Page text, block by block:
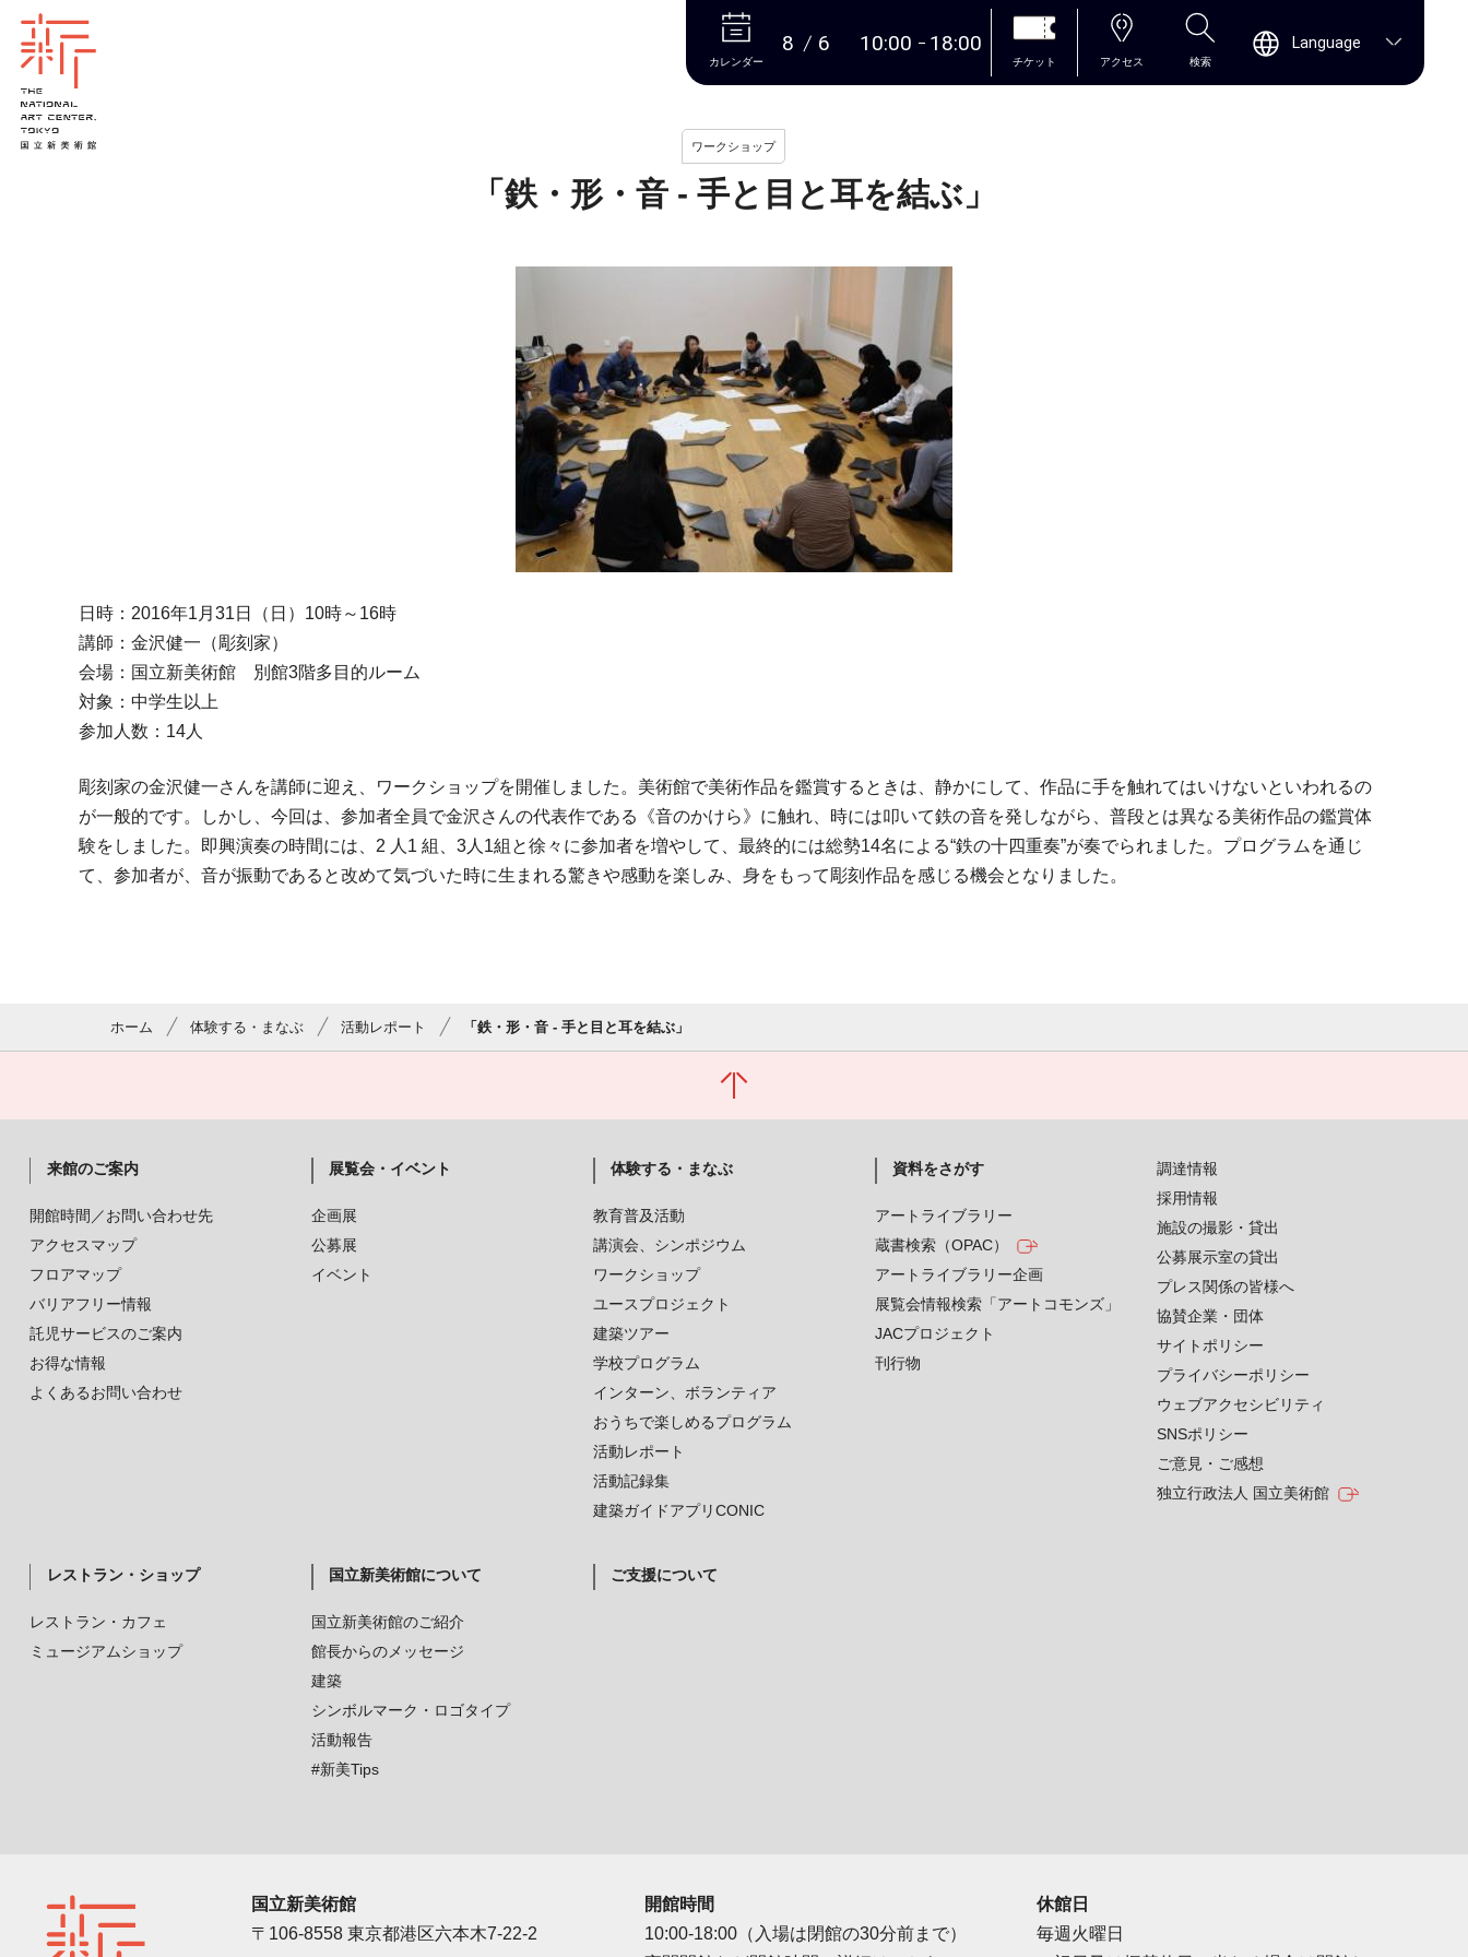
本文へ
カレンダー
8 6 10:00 18:00
チケット アクセス 検索
Language
ワークショップ
「鉄・形・音 - 手と目と耳を結ぶ」
日時：2016年1月31日（日）10時～16時
講師：金沢健一（彫刻家）
会場：国立新美術館 別館3階多目的ルーム
対象：中学生以上
参加人数：14人
彫刻家の金沢健一さんを講師に迎え、ワークショップを開催しました。美術館で美術作品を鑑賞するときは、静かにして、作品に手を触れてはいけないといわれるの
が一般的です。しかし、今回は、参加者全員で金沢さんの代表作である《音のかけら》に触れ、時には叩いて鉄の音を発しながら、普段とは異なる美術作品の鑑賞体
験をしました。即興演奏の時間には、2 人1 組、3人1組と徐々に参加者を増やして、最終的には総勢14名による“鉄の十四重奏”が奏でられました。プログラムを通じ
て、参加者が、音が振動であると改めて気づいた時に生まれる驚きや感動を楽しみ、身をもって彫刻作品を感じる機会となりました。
ホーム 体験する・まなぶ 活動レポート 「鉄・形・音 - 手と目と耳を結ぶ」
来館のご案内
開館時間／お問い合わせ先
アクセスマップ
フロアマップ
バリアフリー情報
託児サービスのご案内
お得な情報
よくあるお問い合わせ
展覧会・イベント
企画展
公募展
イベント
体験する・まなぶ
教育普及活動
講演会、シンポジウム
ワークショップ
ユースプロジェクト
建築ツアー
学校プログラム
インターン、ボランティア
おうちで楽しめるプログラム
活動レポート
活動記録集
建築ガイドアプリCONIC
資料をさがす
アートライブラリー
蔵書検索（OPAC）
アートライブラリー企画
展覧会情報検索「アートコモンズ」
JACプロジェクト
刊行物
レストラン・ショップ
レストラン・カフェ
ミュージアムショップ
国立新美術館について
国立新美術館のご紹介
館長からのメッセージ
建築
シンボルマーク・ロゴタイプ
活動報告
#新美Tips
ご支援について
調達情報
採用情報
施設の撮影・貸出
公募展示室の貸出
プレス関係の皆様へ
協賛企業・団体
サイトポリシー
プライバシーポリシー
ウェブアクセシビリティ
SNSポリシー
ご意見・ご感想
独立行政法人 国立美術館
国立新美術館
〒106-8558 東京都港区六本木7-22-2
開館時間
10:00-18:00（入場は閉館の30分前まで）
休館日
毎週火曜日